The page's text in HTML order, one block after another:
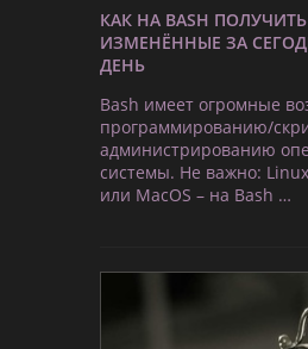
КАК НА BASH
ИЗМЕНЁННЫЕ ЗА
ДЕНЬ
Bash имеет огромные
программированию/
администрированию
системы. Не важно: Linux
или MacOS – на Bash …